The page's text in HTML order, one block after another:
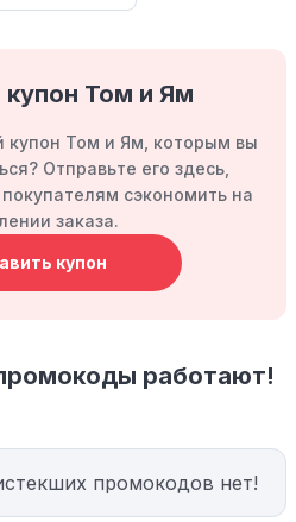
купон Том и Ям
Том и Ям, которым вы
Отправьте его здесь,
сэкономить на
заказа.
купон
работают!
промокодов нет!